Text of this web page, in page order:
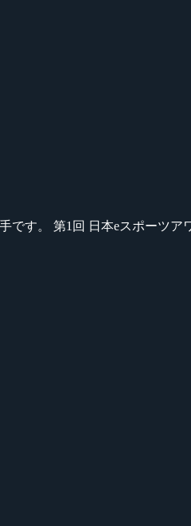
です。 第1回 日本eスポーツア